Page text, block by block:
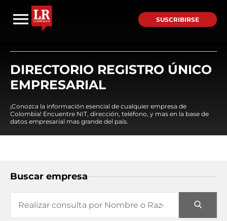
SUSCRIBIRSE
DIRECTORIO REGISTRO ÚNICO
EMPRESARIAL
¡Conozca la información esencial de cualquier empresa de
Colombia! Encuentre NIT, dirección, teléfono, y mas en la base de
datos empresarial mas grande del país.
Buscar empresa